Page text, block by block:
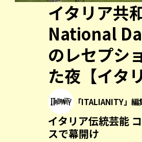
イタリア共
National
のレセプシ
た夜【イタ
「ITALIANITY」編
イタリア伝統芸能
スで幕開け